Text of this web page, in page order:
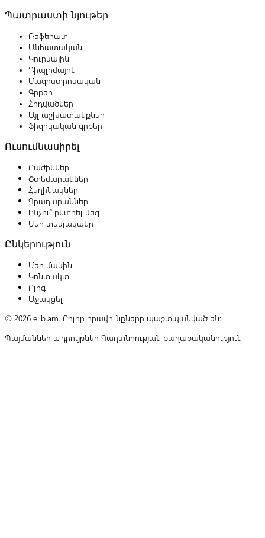
Պատրաստի նյութեր
Ռեֆերատ
Անհատական
Կուրսային
Դիպլոմային
Մագիստրոսական
Գրքեր
Հոդվածներ
Այլ աշխատանքներ
Ֆիզիկական գրքեր
Ուսումնասիրել
Բաժիններ
Շտեմարաններ
Հեղինակներ
Գրադարաններ
Ինչու՞ ընտրել մեզ
Մեր տեսլականը
Ընկերություն
Մեր մասին
Կոնտակտ
Բլոգ
Աջակցել
© 2026 elib.am. Բոլոր իրավունքները պաշտպանված են:
Պայմաններ և դրույթներ Գաղտնիության քաղաքականություն